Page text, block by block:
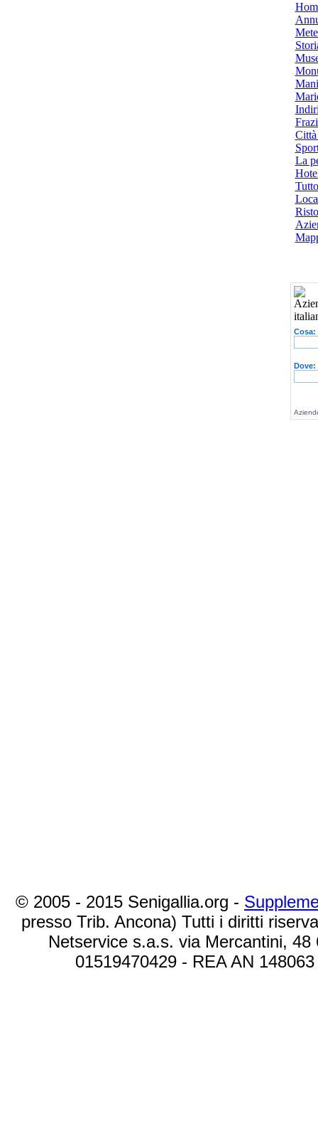
Città
La
Cosa:
Dove:
© 2005 - 2015 Senigallia.org -
presso Trib. Ancona) Tutti i diritti
Netservice s.a.s. via Mercantini,
01519470429 - REA AN